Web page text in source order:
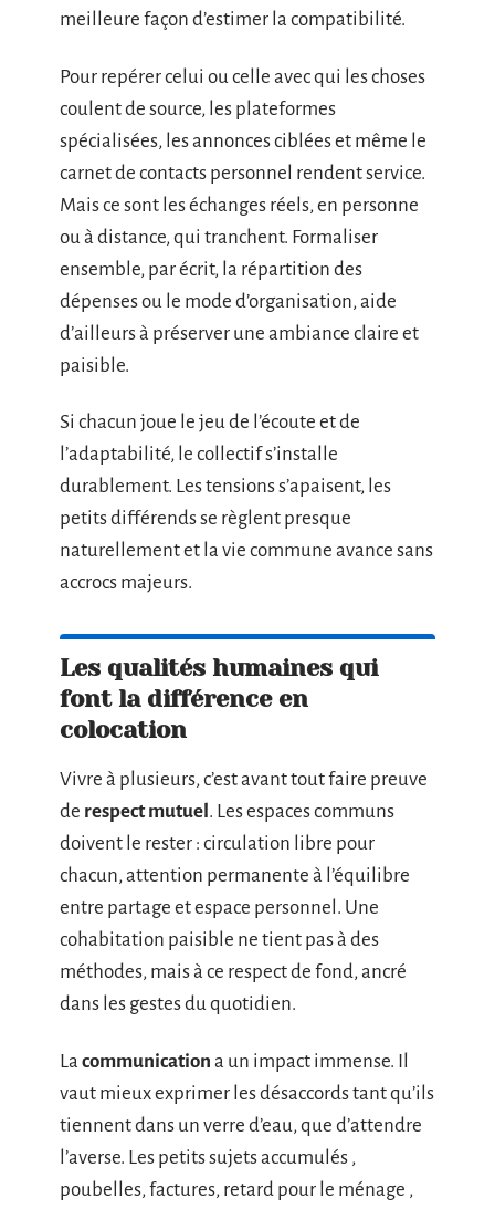
meilleure façon d’estimer la compatibilité.
Pour repérer celui ou celle avec qui les choses
coulent de source, les plateformes
spécialisées, les annonces ciblées et même le
carnet de contacts personnel rendent service.
Mais ce sont les échanges réels, en personne
ou à distance, qui tranchent. Formaliser
ensemble, par écrit, la répartition des
dépenses ou le mode d’organisation, aide
d’ailleurs à préserver une ambiance claire et
paisible.
Si chacun joue le jeu de l’écoute et de
l’adaptabilité, le collectif s’installe
durablement. Les tensions s’apaisent, les
petits différends se règlent presque
naturellement et la vie commune avance sans
accrocs majeurs.
Les qualités humaines qui
font la différence en
colocation
Vivre à plusieurs, c’est avant tout faire preuve
de respect mutuel. Les espaces communs
doivent le rester : circulation libre pour
chacun, attention permanente à l’équilibre
entre partage et espace personnel. Une
cohabitation paisible ne tient pas à des
méthodes, mais à ce respect de fond, ancré
dans les gestes du quotidien.
La communication a un impact immense. Il
vaut mieux exprimer les désaccords tant qu’ils
tiennent dans un verre d’eau, que d’attendre
l’averse. Les petits sujets accumulés ,
poubelles, factures, retard pour le ménage ,